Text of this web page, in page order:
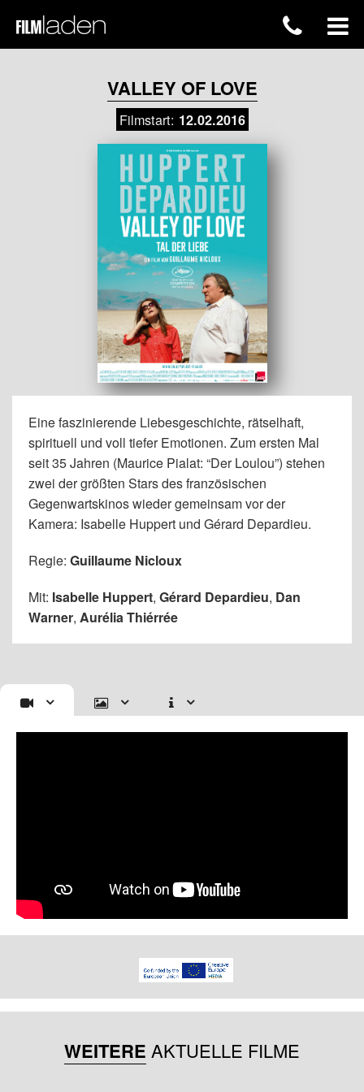
VALLEY OF LOVE
Filmstart: 12.02.2016
Eine faszinierende Liebesgeschichte, rätselhaft,
spirituell und voll tiefer Emotionen. Zum ersten Mal
seit 35 Jahren (Maurice Pialat: “Der Loulou”) stehen
zwei der größten Stars des französischen
Gegenwartskinos wieder gemeinsam vor der
Kamera: Isabelle Huppert und Gérard Depardieu.
Regie: Guillaume Nicloux
Mit: Isabelle Huppert, Gérard Depardieu, Dan
Warner, Aurélia Thiérrée
WEITERE AKTUELLE FILME